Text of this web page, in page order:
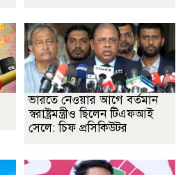
ভারতে নেওয়ার আগে বর্তমান
স্বরাষ্ট্রমন্ত্রীও ছিলেন টিএফআই
সেলে: চিফ প্রসিকিউটর